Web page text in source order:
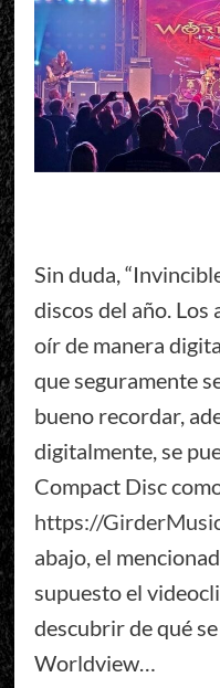
Sin duda,
discos del año.
oír de manera
que seguramente
bueno recordar,
digitalmente, se
Compact Disc
https://
abajo, el
supuesto el
descubrir de qué
Worldview…